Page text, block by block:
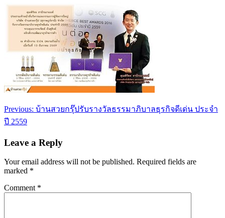
Post
navigation
Previous: บ้านสวยกรุ๊ปรับรางวัลธรรมาภิบาลธุรกิจดีเด่น ประจำ
ปี 2559
Leave a Reply
Your email address will not be published. Required fields are
marked *
Comment *